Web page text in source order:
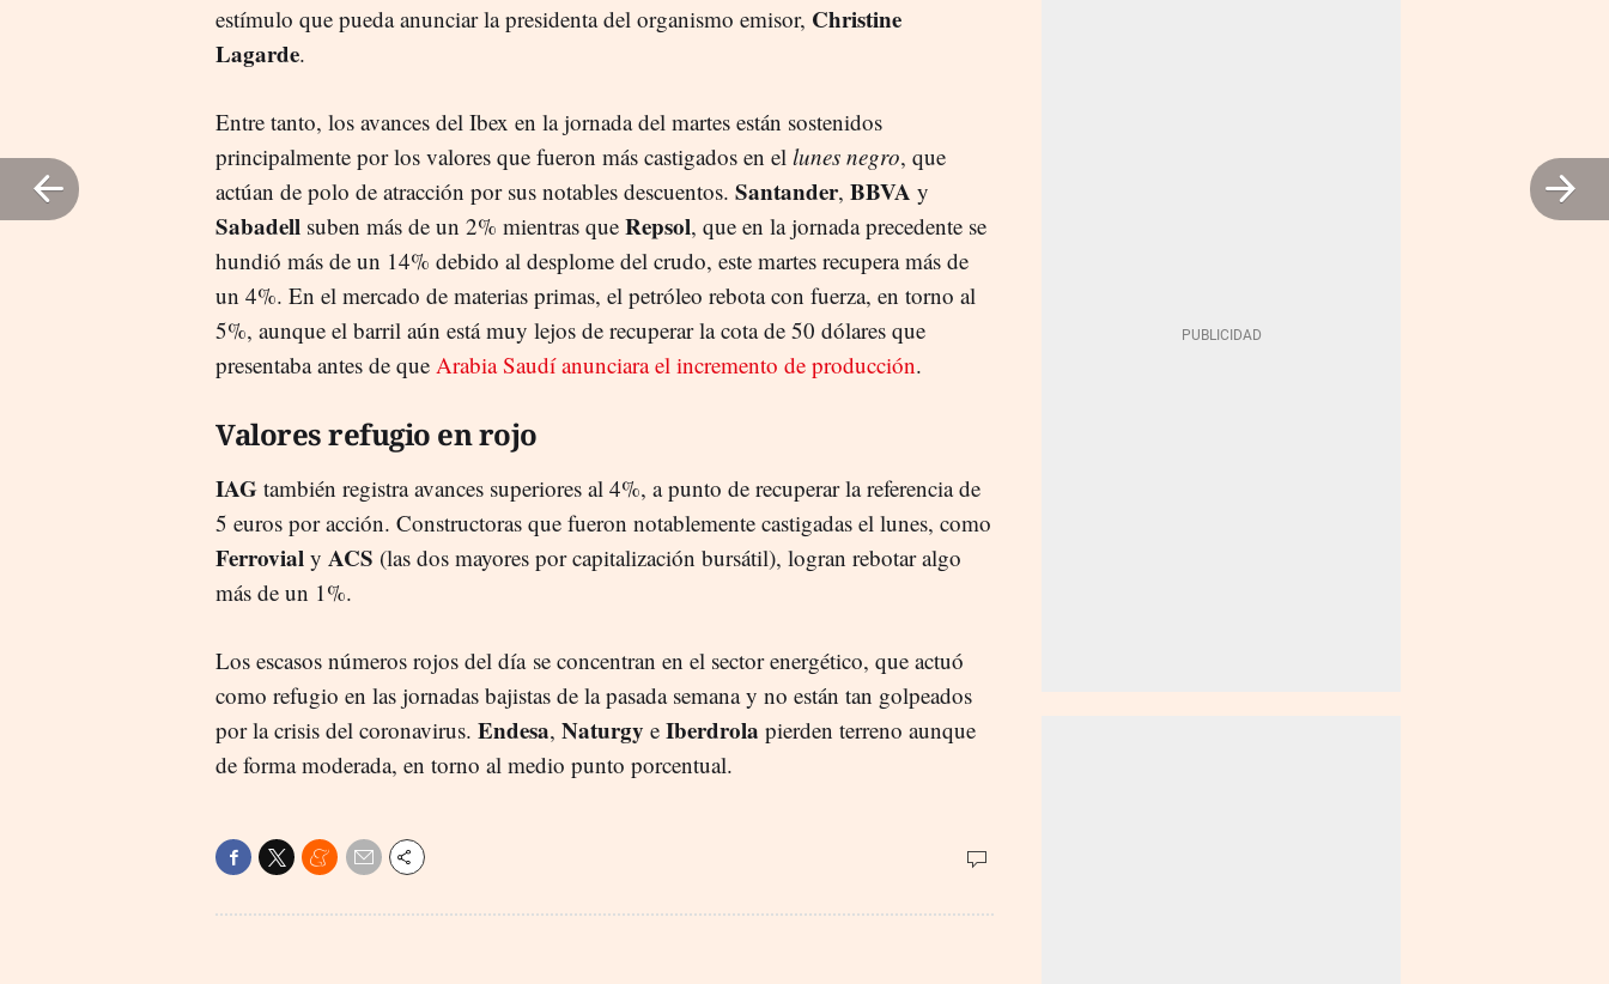
estímulo que pueda anunciar la presidenta del organismo emisor, Christine
Lagarde.
Entre tanto, los avances del Ibex en la jornada del martes están sostenidos
principalmente por los valores que fueron más castigados en el lunes negro, que
actúan de polo de atracción por sus notables descuentos. Santander, BBVA y
Sabadell suben más de un 2% mientras que Repsol, que en la jornada precedente se
hundió más de un 14% debido al desplome del crudo, este martes recupera más de
un 4%. En el mercado de materias primas, el petróleo rebota con fuerza, en torno al
5%, aunque el barril aún está muy lejos de recuperar la cota de 50 dólares que
presentaba antes de que Arabia Saudí anunciara el incremento de producción.
Valores refugio en rojo
IAG también registra avances superiores al 4%, a punto de recuperar la referencia de
5 euros por acción. Constructoras que fueron notablemente castigadas el lunes, como
Ferrovial y ACS (las dos mayores por capitalización bursátil), logran rebotar algo
más de un 1%.
Los escasos números rojos del día se concentran en el sector energético, que actuó
como refugio en las jornadas bajistas de la pasada semana y no están tan golpeados
por la crisis del coronavirus. Endesa, Naturgy e Iberdrola pierden terreno aunque
de forma moderada, en torno al medio punto porcentual.